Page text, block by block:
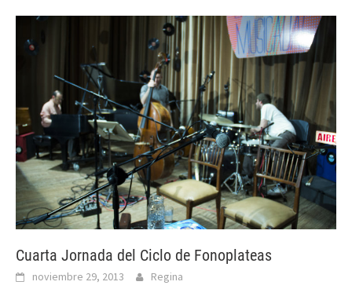
Cuarta Jornada del Ciclo de Fonoplateas
noviembre 29, 2013 Regina